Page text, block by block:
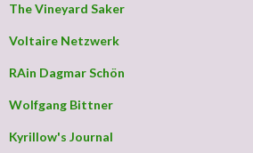
The Vineyard Saker
Voltaire Netzwerk
RAin Dagmar Schön
Wolfgang Bittner
Kyrillow's Journal